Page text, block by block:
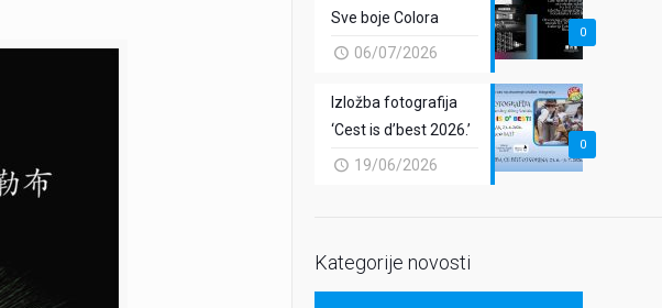
0
Sve boje Colora
06/07/2026
0
Izložba fotografija
‘Cest is d’best 2026.’
19/06/2026
Kategorije novosti